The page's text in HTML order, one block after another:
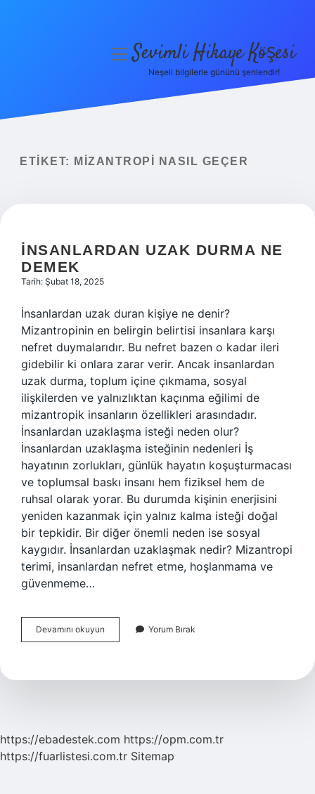
Yasal Uyarı
menüyüSevimli Hikaye Köşesi
Neşeli bilgilerle gününü şenlendir!
ETIKET: MIZANTROPI NASIL GEÇER
İNSANLARDAN UZAK DURMA NE
DEMEK
Tarih: Şubat 18, 2025
İnsanlardan uzak duran kişiye ne denir?
Mizantropinin en belirgin belirtisi insanlara karşı
nefret duymalarıdır. Bu nefret bazen o kadar ileri
gidebilir ki onlara zarar verir. Ancak insanlardan
uzak durma, toplum içine çıkmama, sosyal
ilişkilerden ve yalnızlıktan kaçınma eğilimi de
mizantropik insanların özellikleri arasındadır.
İnsanlardan uzaklaşma isteği neden olur?
İnsanlardan uzaklaşma isteğinin nedenleri İş
hayatının zorlukları, günlük hayatın koşuşturmacası
ve toplumsal baskı insanı hem fiziksel hem de
ruhsal olarak yorar. Bu durumda kişinin enerjisini
yeniden kazanmak için yalnız kalma isteği doğal
bir tepkidir. Bir diğer önemli neden ise sosyal
kaygıdır. İnsanlardan uzaklaşmak nedir? Mizantropi
terimi, insanlardan nefret etme, hoşlanmama ve
güvenmeme…
Devamını okuyun İNsanlardan
Uzak
Demek
Yorum Bırak
https://ebadestek.com https://opm.com.tr
https://fuarlistesi.com.tr Sitemap